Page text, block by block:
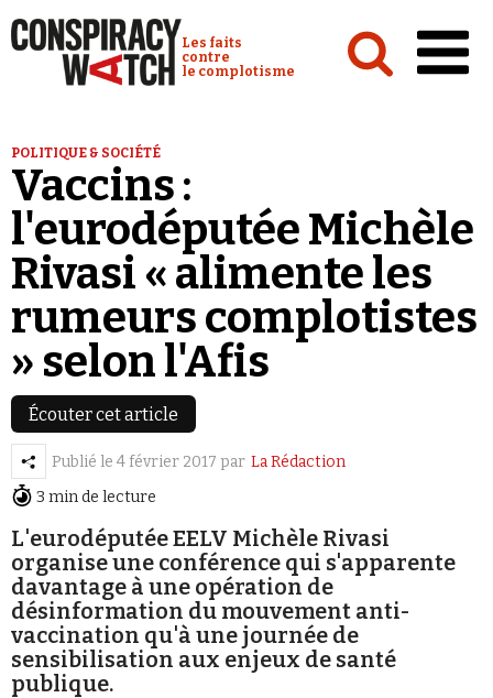
Conspiracy Watch :
Les faits
contre
le complotisme
Analyses
Conspipédia
Vidéos
Émissions
Revues de presse
Newsletter
Demander à Vera
POLITIQUE & SOCIÉTÉ
Vaccins :
l'eurodéputée Michèle
Rivasi « alimente les
rumeurs complotistes
» selon l'Afis
Écouter cet article
Publié le 4 février 2017 par La Rédaction
3 min de lecture
L'eurodéputée EELV Michèle Rivasi
organise une conférence qui s'apparente
davantage à une opération de
désinformation du mouvement anti-
vaccination qu'à une journée de
sensibilisation aux enjeux de santé
publique.